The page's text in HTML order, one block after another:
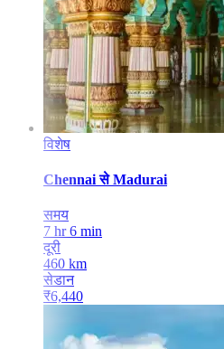
विशेष
Chennai से Madurai
समय
7 hr 6 min
दूरी
460 km
सेडान
₹6,440